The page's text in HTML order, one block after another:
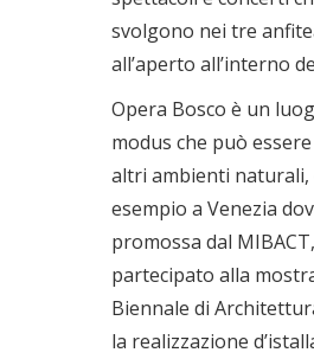
svolgono nei tre
all’aperto all’interno
Opera Bosco è un
modus che può
altri ambienti naturali,
esempio a Venezia
promossa dal
partecipato alla
Biennale di
la realizzazione